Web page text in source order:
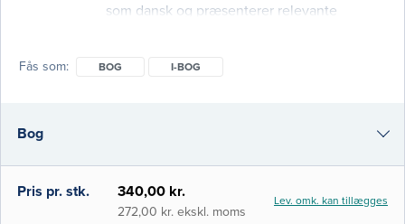
som dansk og præsenterer relevante
efterfølgende kapitler får man et godt
problemerne.
Fås som BOG I-BOG
Bog
i-bog
Pris pr. stk. 340,00 kr.
272,00 kr. ekskl. moms
Lev. omk. kan tillægges